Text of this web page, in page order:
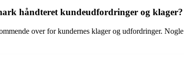
håndteret kundeudfordringer og klager?
over for kundernes klager og udfordringer.